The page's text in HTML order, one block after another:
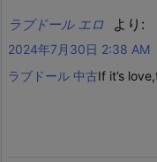
ラブドール エロ より:
2024年7月30日 2:38 AM
ラブドール 中古If it’s